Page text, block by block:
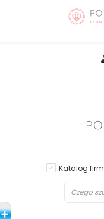
Katalog firm